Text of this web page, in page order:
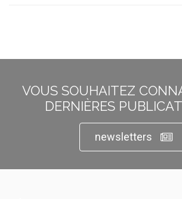
VOUS SOUHAITEZ
DERNIÈRES
newsletters